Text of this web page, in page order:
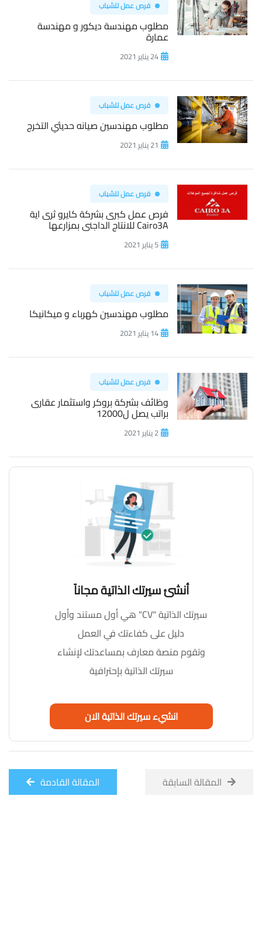
فرص عمل للشباب
مطلوب مهندسة ديكور و مهندسة
عمارة
24 يناير 2021
فرص عمل للشباب
مطلوب مهندسين صيانه حديثي التخرج
21 يناير 2021
فرص عمل للشباب
فرص عمل كبرى بشركة كايرو ثرى اية
Cairo3A للانتاج الداجنى بمزارعها
5 يناير 2021
فرص عمل للشباب
مطلوب مهندسين كهرباء و ميكانيكا
14 يناير 2021
فرص عمل للشباب
وظائف بشركة بروكر واستثمار عقارى
براتب يصل ل12000
2 يناير 2021
أنشئ سيرتك الذاتية مجاناً
سيرتك الذاتية "CV" هي أول مستند وأول
دليل على كفاءتك في العمل
وتقوم منصة معارف بمساعدتك لإنشاء
سيرتك الذاتية بإحترافية
انشيء سيرتك الذاتية الان
المقالة السابقة المقالة القادمة